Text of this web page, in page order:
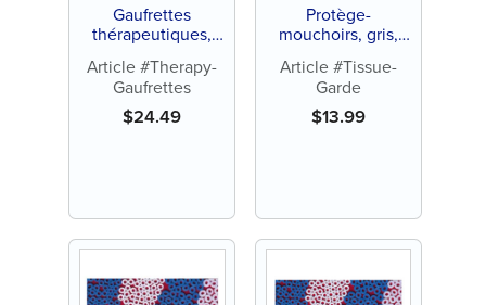
Gaufrettes
thérapeutiques,
Article #Therapy-
Gaufrettes
$24.49
Protège-
mouchoirs, gris,
(chacun)
Article #Tissue-
Garde
$13.99